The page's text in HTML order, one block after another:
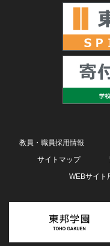
教員・職員採用情報
サイトマップ
WEBサイト